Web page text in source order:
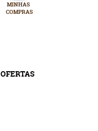
MINHAS
COMPRAS
OFERTAS